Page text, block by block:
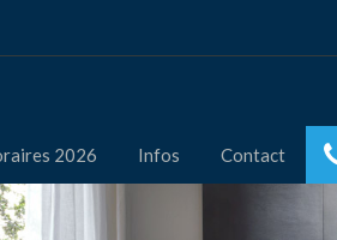
2026 Infos Contact